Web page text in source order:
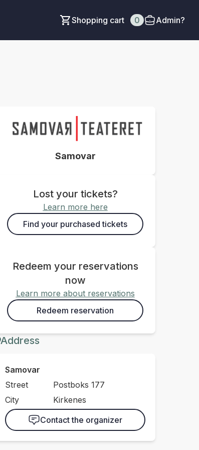
Shopping cart 0 Admin?
Samovar
Lost your tickets?
Learn more here
Find your purchased tickets
Redeem your reservations
now
Learn more about reservations
Redeem reservation
Address
Samovar
Street
Postboks 177
City
Kirkenes
Contact the organizer